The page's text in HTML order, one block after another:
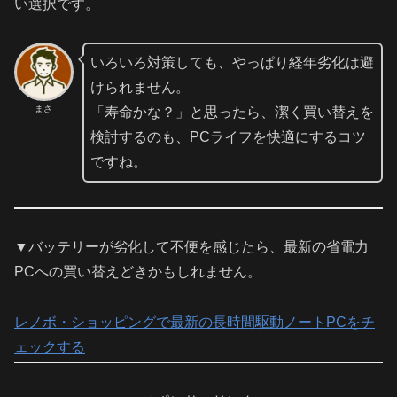
い選択です。
まさ
いろいろ対策しても、やっぱり経年劣化は避
けられません。
「寿命かな？」と思ったら、潔く買い替えを
検討するのも、PCライフを快適にするコツ
ですね。
▼バッテリーが劣化して不便を感じたら、最新の省電力
PCへの買い替えどきかもしれません。
レノボ・ショッピングで最新の長時間駆動ノートPCをチ
ェックする